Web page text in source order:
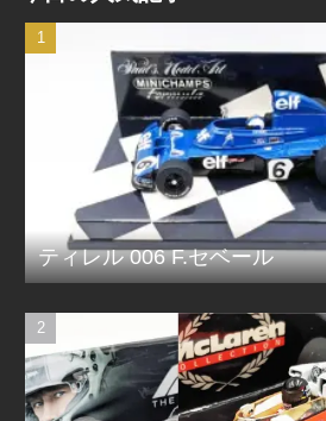
ティレル 006 F.セベール